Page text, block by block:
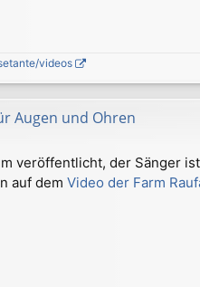
videos
Augen und Ohren
veröffentlicht, der Sänger
auf dem Video der Farm